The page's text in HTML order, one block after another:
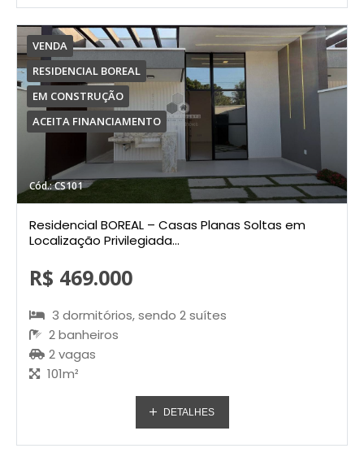
VENDA
RESIDENCIAL BOREAL
EM CONSTRUÇÃO
ACEITA FINANCIAMENTO
Cód.: CS101
Residencial BOREAL – Casas Planas Soltas em
Localização Privilegiada...
R$ 469.000
3 dormitórios, sendo 2 suítes
2 banheiros
2 vagas
101m²
DETALHES